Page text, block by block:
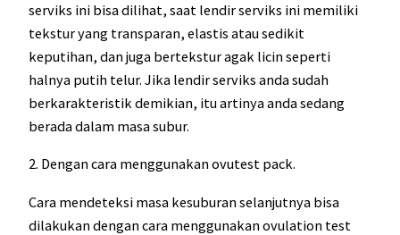
serviks ini bisa dilihat, saat lendir serviks ini memiliki
tekstur yang transparan, elastis atau sedikit
keputihan, dan juga bertekstur agak licin seperti
halnya putih telur. Jika lendir serviks anda sudah
berkarakteristik demikian, itu artinya anda sedang
berada dalam masa subur.
2. Dengan cara menggunakan ovutest pack.
Cara mendeteksi masa kesuburan selanjutnya bisa
dilakukan dengan cara menggunakan ovulation test